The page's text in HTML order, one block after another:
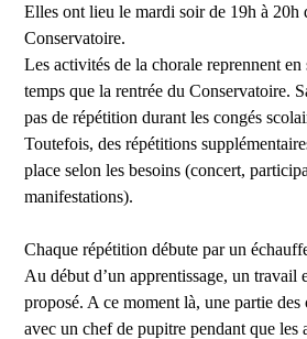
Elles ont lieu le mardi soir de 19h à 20h
Conservatoire.
Les activités de la chorale reprennent en
temps que la rentrée du Conservatoire.
pas de répétition durant les congés
Toutefois, des répétitions
place selon les besoins (concert,
manifestations).
Chaque répétition débute par un
Au début d’un apprentissage, un travail
proposé. A ce moment là, une partie
avec un chef de pupitre pendant que les